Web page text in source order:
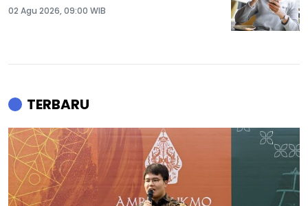
02 Agu 2026, 09:00 WIB
TERBARU